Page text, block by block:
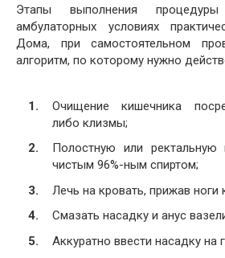
Этапы выполнения
амбулаторных условиях
Дома, при самостоятельном
алгоритм, по которому нужно
Очищение кишечника
либо клизмы;
Полостную или ректальную
чистым 96%-ным спиртом;
Лечь на кровать, прижав ноги
Смазать насадку и анус
Аккуратно ввести насадку на